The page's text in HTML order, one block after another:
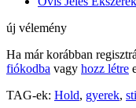
új vélemény
Ha már korábban
fiókodba vagy hozz létre
TAG-ek: Hold, gyerek,